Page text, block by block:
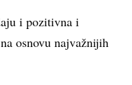
i pozitivna i
osnovu najvažnijih